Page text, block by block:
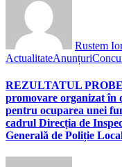
Rustem
ActualitateAnunțuri
REZULTATUL
promovare organizat în
pentru ocuparea unei
cadrul Direcția de
Generală de Poliție